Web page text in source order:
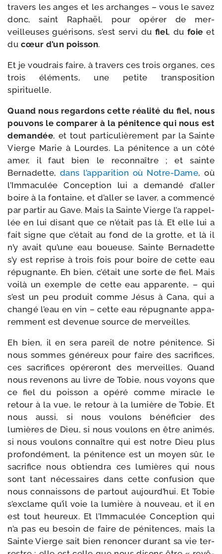
tra­vers les anges et les archanges – vous le savez
donc, saint Raphaël, pour opé­rer de mer­
veilleuses gué­ri­sons, s’est ser­vi du fiel, du foie et
du cœur d’un pois­son.
Et je vou­drais faire, à tra­vers ces trois organes, ces
trois élé­ments, une petite trans­po­si­tion
spirituelle.
Quand nous regar­dons cette réa­li­té du fiel, nous
pou­vons le com­pa­rer à la péni­tence qui nous est
deman­dée, et tout par­ti­cu­liè­re­ment par la Sainte
Vierge Marie à Lourdes. La péni­tence a un côté
amer, il faut bien le recon­naître ; et sainte
Bernadette, dans l’ap­pa­ri­tion où Notre-​Dame, où
l’Immaculée Conception lui a deman­dé d’al­ler
boire à la fon­taine, et d’al­ler se laver, a com­men­cé
par par­tir au Gave. Mais la Sainte Vierge l’a rap­pel­
lée en lui disant que ce n’é­tait pas là. Et elle lui a
fait signe que c’é­tait au fond de la grotte, et là il
n’y avait qu’une eau boueuse. Sainte Bernadette
s’y est reprise à trois fois pour boire de cette eau
répu­gnante. Eh bien, c’é­tait une sorte de fiel. Mais
voi­là un exemple de cette eau appa­rente, – qui
s’est un peu pro­duit comme Jésus à Cana, qui a
chan­gé l’eau en vin – cette eau répu­gnante appa­
rem­ment est deve­nue source de merveilles.
Eh bien, il en sera pareil de notre péni­tence. Si
nous sommes géné­reux pour faire des sacri­fices,
ces sacri­fices opé­re­ront des mer­veilles. Quand
nous reve­nons au livre de Tobie, nous voyons que
ce fiel du pois­son a opé­ré comme miracle le
retour à la vue, le retour à la lumière de Tobie. Et
nous aus­si, si nous vou­lons béné­fi­cier des
lumières de Dieu, si nous vou­lons en être ani­més,
si nous vou­lons connaître qui est notre Dieu plus
pro­fon­dé­ment, la péni­tence est un moyen sûr, le
sacri­fice nous obtien­dra ces lumières qui nous
sont tant néces­saires dans cette confu­sion que
nous connais­sons de par­tout aujourd’­hui. Et Tobie
s’ex­clame qu’il voie la lumière à nou­veau, et il en
est tout heu­reux. Et l’Immaculée Conception qui
n’a pas eu besoin de faire de péni­tences, mais la
Sainte Vierge sait bien renon­cer durant sa vie ter­